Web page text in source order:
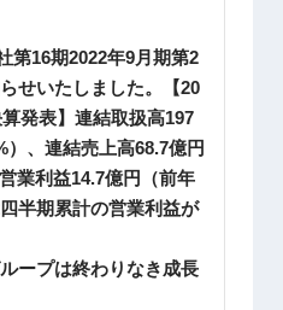
第16期2022年9月期第2
せいたしました。【20
発表】連結取扱高197
、連結売上高68.7億円
業利益14.7億円（前年
半期累計の営業利益が
ープは終わりなき成長